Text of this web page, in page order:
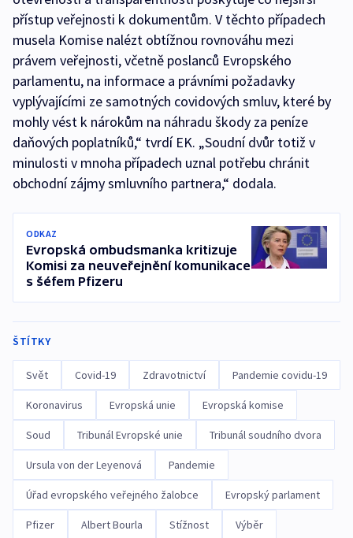
přístup veřejnosti k dokumentům. V těchto případech
musela Komise nalézt obtížnou rovnováhu mezi
právem veřejnosti, včetně poslanců Evropského
parlamentu, na informace a právními požadavky
vyplývajícími ze samotných covidových smluv, které by
mohly vést k nárokům na náhradu škody za peníze
daňových poplatníků,“ tvrdí EK. „Soudní dvůr totiž v
minulosti v mnoha případech uznal potřebu chránit
obchodní zájmy smluvního partnera,“ dodala.
ODKAZ
Evropská ombudsmanka kritizuje
Komisi za neuveřejnění komunikace
s šéfem Pfizeru
ŠTÍTKY
Svět Covid-19 Zdravotnictví Pandemie covidu-19
Koronavirus Evropská unie Evropská komise
Soud Tribunál Evropské unie Tribunál soudního dvora
Ursula von der Leyenová Pandemie
Úřad evropského veřejného žalobce Evropský parlament
Pfizer Albert Bourla Stížnost Výběr